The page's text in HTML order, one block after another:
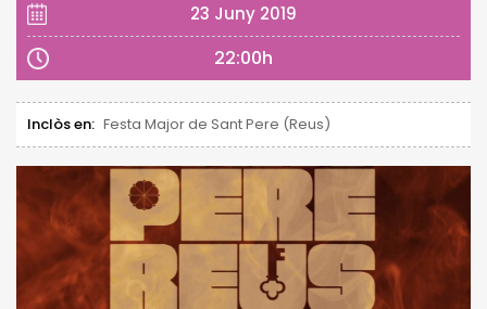
23 Juny 2019
22:00h
Inclòs en: Festa Major de Sant Pere (Reus)